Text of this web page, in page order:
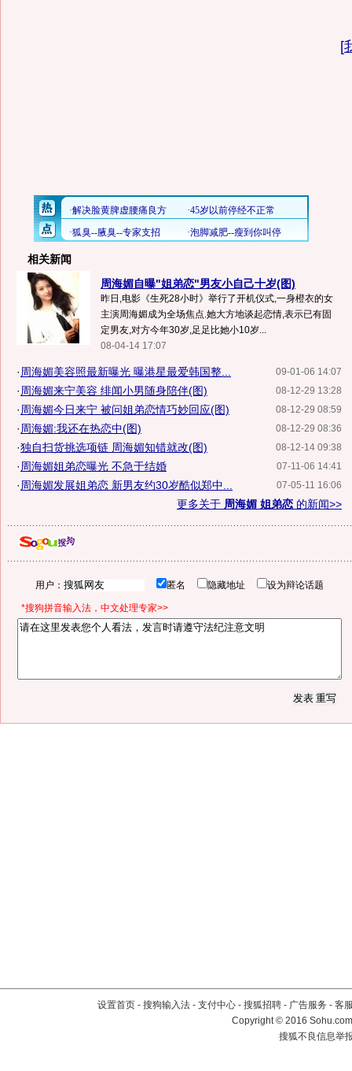
[
相关新闻
周海媚自曝"姐弟恋"男友小自己十岁(图)
昨日,电影《生死28小时》举行了开机仪式,一身橙衣的女
主演周海媚成为全场焦点.她大方地谈起恋情,表示已有固
定男友,对方今年30岁,足足比她小10岁...
08-04-14 17:07
09-01-06 14:07
· 周海媚美容照最新曝光 曝港星最爱韩国整...
08-12-29 13:28
· 周海媚来宁美容 绯闻小男随身陪伴(图)
08-12-29 08:59
· 周海媚今日来宁 被问姐弟恋情巧妙回应(图)
08-12-29 08:36
· 周海媚:我还在热恋中(图)
08-12-14 09:38
·独自扫货挑选项链 周海媚知错就改(图)
07-11-06 14:41
· 周海媚姐弟恋曝光 不急于结婚
07-05-11 16:06
· 周海媚发展姐弟恋 新男友约30岁酷似郑中...
更多关于 周海媚 姐弟恋 的新闻>>
用户： 匿名 隐藏地址 设为辩论话题
*搜狗拼音输入法，中文处理专家>>
设置首页 - 搜狗输入法 - 支付中心 - 搜狐招聘 - 广告服务 - 客
Copyright©2016
搜狐不良信息举